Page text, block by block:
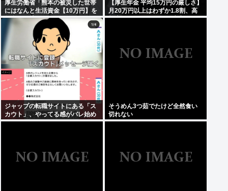
厚生労働省「熊本の被災した世帯
にはなんと生活資金【10万円】を
無利子で貸してあげます」
【厚生年金 平均15万円の厳しさ】
月20万円以上はわずか1.8割、高
齢夫婦は毎月4.2万円の赤字に
ジャップの転職サイトにある「ス
カウト」、やってる感がバレ始め
るwww
そうめん3つ茹でたけど全然食い
切れない